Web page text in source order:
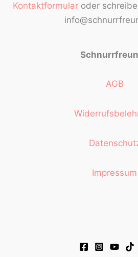
Kontaktformular oder
AGB
Impressum